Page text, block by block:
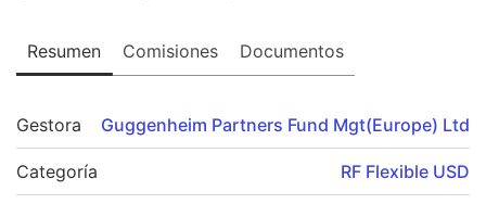
Resumen Comisiones Documentos
Gestora Guggenheim Partners Fund Mgt(Europe) Ltd
Categoría RF Flexible USD